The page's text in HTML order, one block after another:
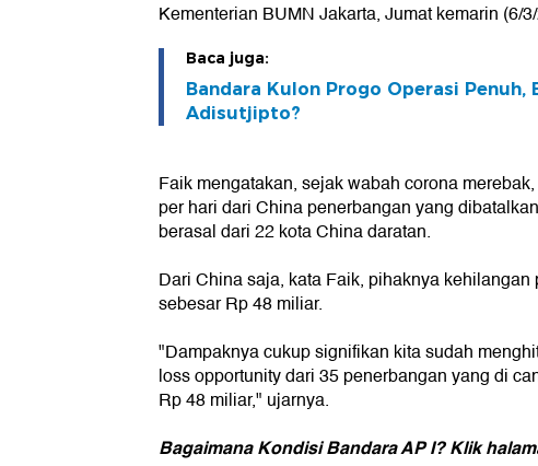
Kementerian BUMN Jakarta, Jumat kemarin (6/
Baca juga:
Bandara Kulon Progo Operasi Penuh,
Adisutjipto?
Faik mengatakan, sejak wabah corona
per hari dari China penerbangan yang
berasal dari 22 kota China daratan.
Dari China saja, kata Faik, pihaknya kehilangan
sebesar Rp 48 miliar.
"Dampaknya cukup signifikan kita sudah
loss opportunity dari 35 penerbangan yang di
Rp 48 miliar," ujarnya.
Bagaimana Kondisi Bandara AP I? Klik